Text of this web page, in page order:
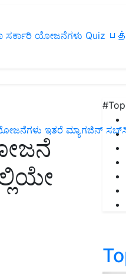
ಸರ್ಕಾರಿ ಯೋಜನೆಗಳು Quiz
ಇತರೆ ಮ್ಯಾಗಜಿನ್‌